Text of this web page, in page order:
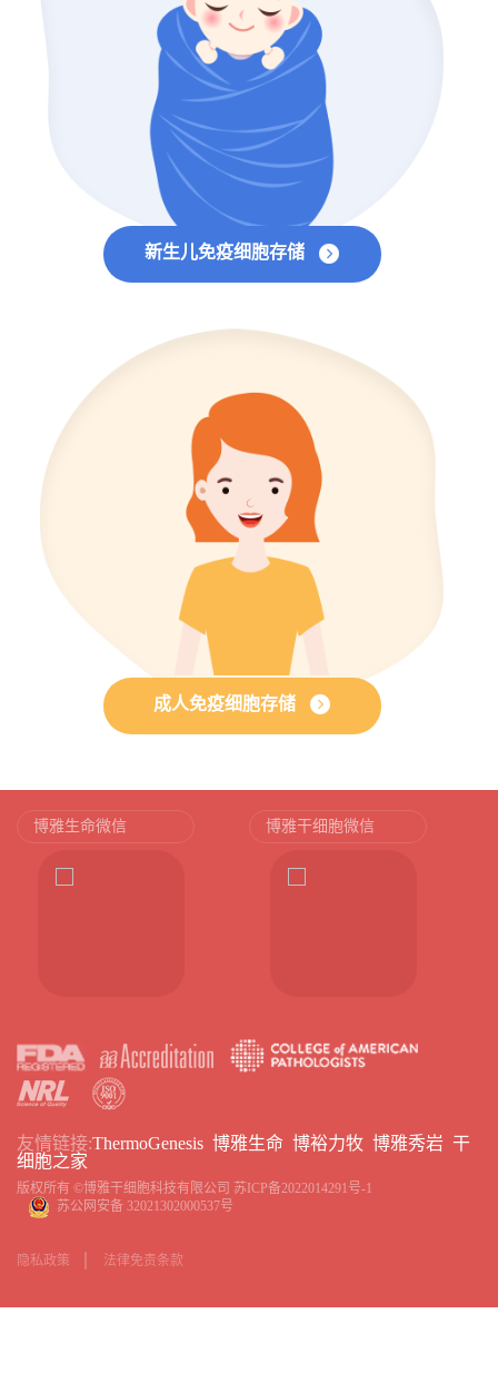
新生儿免疫细胞存储
成人免疫细胞存储
博雅生命微信 博雅干细胞微信
友情链接:ThermoGenesis 博雅生命 博裕力牧 博雅秀岩 干
细胞之家
版权所有 ©博雅干细胞科技有限公司 苏ICP备2022014291号-1
苏公网安备 32021302000537号
隐私政策 法律免责条款